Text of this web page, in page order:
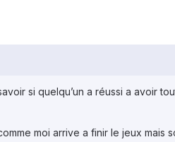
si quelqu’un a réussi a avoir
moi arrive a finir le jeux mais